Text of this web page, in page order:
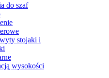
do szaf
stojaki i
wysokości